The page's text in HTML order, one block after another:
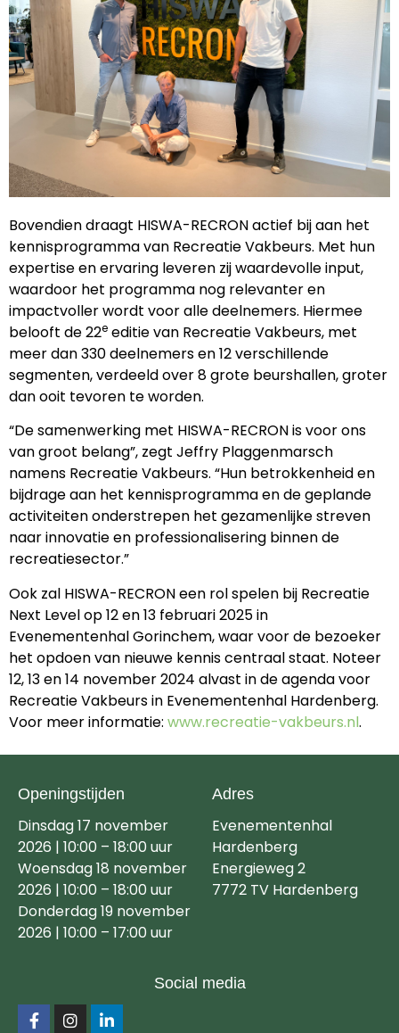
Bovendien draagt HISWA-RECRON actief bij aan het
kennisprogramma van Recreatie Vakbeurs. Met hun
expertise en ervaring leveren zij waardevolle input,
waardoor het programma nog relevanter en
impactvoller wordt voor alle deelnemers. Hiermee
belooft de 22e editie van Recreatie Vakbeurs, met
meer dan 330 deelnemers en 12 verschillende
segmenten, verdeeld over 8 grote beurshallen, groter
dan ooit tevoren te worden.
“De samenwerking met HISWA-RECRON is voor ons
van groot belang”, zegt Jeffry Plaggenmarsch
namens Recreatie Vakbeurs. “Hun betrokkenheid en
bijdrage aan het kennisprogramma en de geplande
activiteiten onderstrepen het gezamenlijke streven
naar innovatie en professionalisering binnen de
recreatiesector.”
Ook zal HISWA-RECRON een rol spelen bij Recreatie
Next Level op 12 en 13 februari 2025 in
Evenementenhal Gorinchem, waar voor de bezoeker
het opdoen van nieuwe kennis centraal staat. Noteer
12, 13 en 14 november 2024 alvast in de agenda voor
Recreatie Vakbeurs in Evenementenhal Hardenberg.
Voor meer informatie: www.recreatie-vakbeurs.nl.
Openingstijden
Dinsdag 17 november
2026 | 10:00 – 18:00 uur
Woensdag 18 november
2026 | 10:00 – 18:00 uur
Donderdag 19 november
2026 | 10:00 – 17:00 uur
Adres
Evenementenhal
Hardenberg
Energieweg 2
7772 TV Hardenberg
Social media